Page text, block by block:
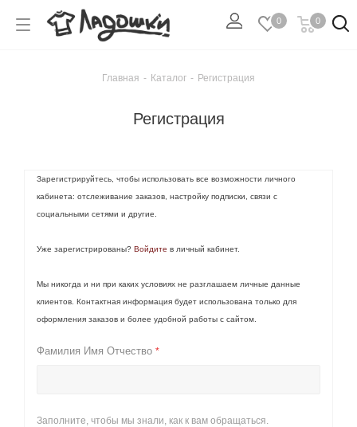
0 0
Главная - Каталог - Регистрация
Регистрация
Зарегистрируйтесь, чтобы использовать все возможности личного
кабинета: отслеживание заказов, настройку подписки, связи с
социальными сетями и другие.
Уже зарегистрированы? Войдите в личный кабинет.
Мы никогда и ни при каких условиях не разглашаем личные данные
клиентов. Контактная информация будет использована только для
оформления заказов и более удобной работы с сайтом.
Фамилия Имя Отчество *
Заполните, чтобы мы знали, как к вам обращаться.